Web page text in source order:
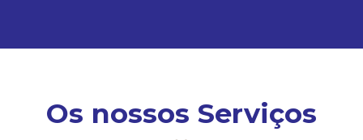
Os nossos Serviços